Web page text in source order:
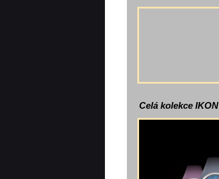
Celá kolekce IKON